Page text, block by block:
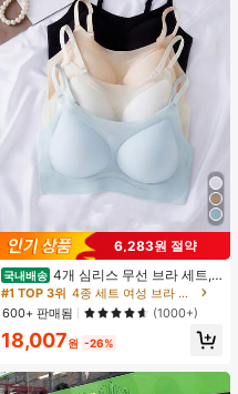
6,283원 절약
국내배송 4개 심리스 무선 브라 세트,
작은 가슴 보정, 초박형 통기성 아이스
실크 섹시 편안한 백리스 란제리 브라,
조절 가능
#1 TOP 3위
4종 세트 여성 브라 & 브랄렛
600+ 판매됨
(1000+)
18,007원 -26%